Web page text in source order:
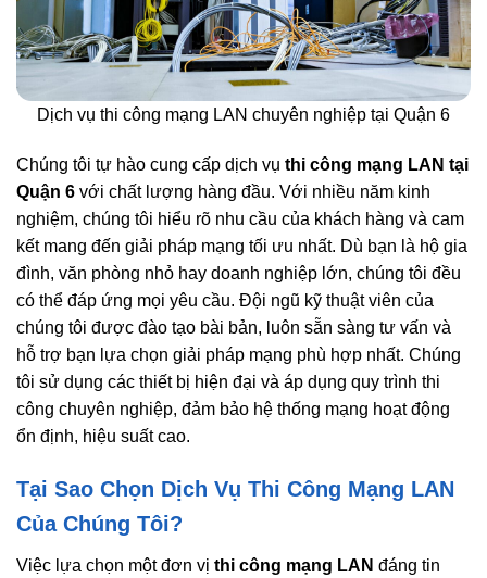
Dịch vụ thi công mạng LAN chuyên nghiệp tại Quận 6
Chúng tôi tự hào cung cấp dịch vụ thi công mạng LAN tại
Quận 6 với chất lượng hàng đầu. Với nhiều năm kinh
nghiệm, chúng tôi hiểu rõ nhu cầu của khách hàng và cam
kết mang đến giải pháp mạng tối ưu nhất. Dù bạn là hộ gia
đình, văn phòng nhỏ hay doanh nghiệp lớn, chúng tôi đều
có thể đáp ứng mọi yêu cầu. Đội ngũ kỹ thuật viên của
chúng tôi được đào tạo bài bản, luôn sẵn sàng tư vấn và
hỗ trợ bạn lựa chọn giải pháp mạng phù hợp nhất. Chúng
tôi sử dụng các thiết bị hiện đại và áp dụng quy trình thi
công chuyên nghiệp, đảm bảo hệ thống mạng hoạt động
ổn định, hiệu suất cao.
Tại Sao Chọn Dịch Vụ Thi Công Mạng LAN
Của Chúng Tôi?
Việc lựa chọn một đơn vị thi công mạng LAN đáng tin